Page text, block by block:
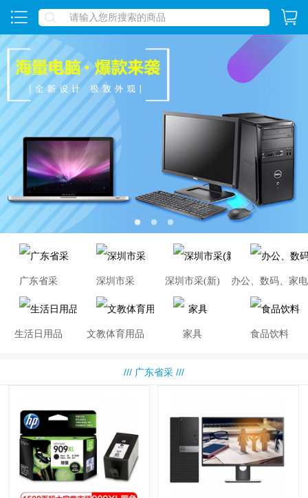
1 2 3
广东省采 深圳市采 深圳市采(新) 办公、数码、家电
生活日用品 文教体育用品 家具 食品饮料
/// 广东省采 ///